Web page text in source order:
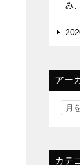
み
アー
カテ